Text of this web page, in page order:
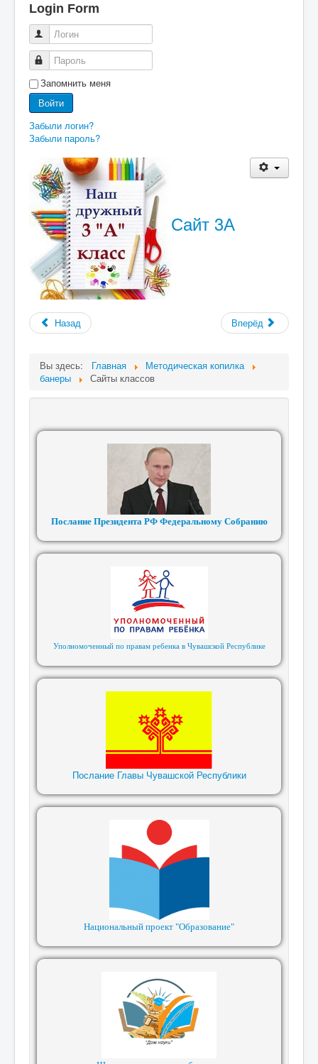
Login Form
Логин
Пароль
Запомнить меня
Войти
Забыли логин?
Забыли пароль?
Сайт 3А
Назад Вперёд
Вы здесь: Главная
Методическая копилка
банеры
Сайты классов
Послание Президента РФ Федеральному Собранию
Уполномоченный по правам ребенка в Чувашской Республике
Послание Главы Чувашской Республики
Национальный проект "Образование"